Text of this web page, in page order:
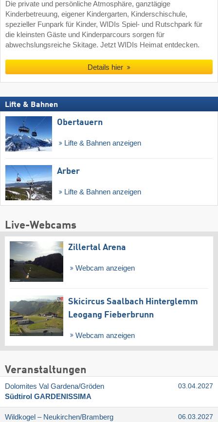
Die private und persönliche Atmosphäre, ganztägige
Kinderbetreuung, eigener Kindergarten, Kinderschischule,
spezieller Funpark für Kinder, WIDIs Spiel- und Rutschpark für
die kleinsten Gäste und Kinderparcours sorgen für
abwechslungsreiche Skitage. Jetzt WIDIs Heimat entdecken.
Details hier
Lifte & Bahnen
Obertauern
Lifte & Bahnen anzeigen
Arber
Lifte & Bahnen anzeigen
Live-Webcams
Zillertal Arena
Webcam anzeigen
Skicircus Saalbach Hinterglemm
Leogang Fieberbrunn
Webcam anzeigen
Veranstaltungen
Dolomites Val Gardena/​Gröden
Südtirol GARDENISSIMA
03.04.2027
Wildkogel – Neukirchen/​Bramberg 06.03.2027